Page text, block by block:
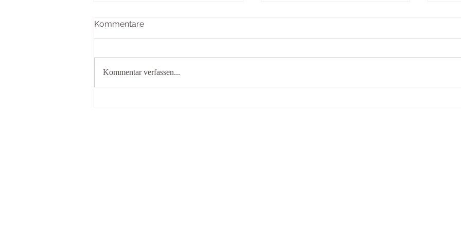
Antioxidantienreiche Lebensmittel
Kommentare
Kommentar verfassen...